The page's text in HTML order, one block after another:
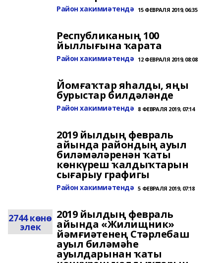
Район хакимиәтендә 15 ФЕВРАЛЯ 2019, 06:35
Республиканың 100
йыллығына ҡарата
Район хакимиәтендә 12 ФЕВРАЛЯ 2019, 08:08
Йомғаҡтар яһалды, яңы
бурыстар билдәләнде
Район хакимиәтендә 8 ФЕВРАЛЯ 2019, 07:14
2019 йылдың февраль
айында райондың ауыл
биләмәләренән ҡаты
көнкүреш ҡалдыҡтарын
сығарыу графигы
Район хакимиәтендә 5 ФЕВРАЛЯ 2019, 07:18
2744 көнө
элек
2019 йылдың февраль
айында «Жилищник»
йәмғиәтенең Стәрлебаш
ауыл биләмәһе
ауылдарынан ҡаты